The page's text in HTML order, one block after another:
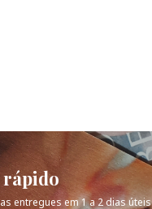
entregues em 1 a 2 dias úteis